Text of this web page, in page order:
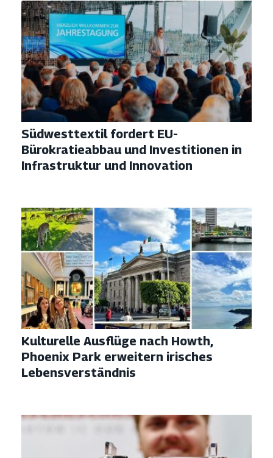
Südwesttextil fordert EU-
Bürokratieabbau und Investitionen in
Infrastruktur und Innovation
Kulturelle Ausflüge nach Howth,
Phoenix Park erweitern irisches
Lebensverständnis